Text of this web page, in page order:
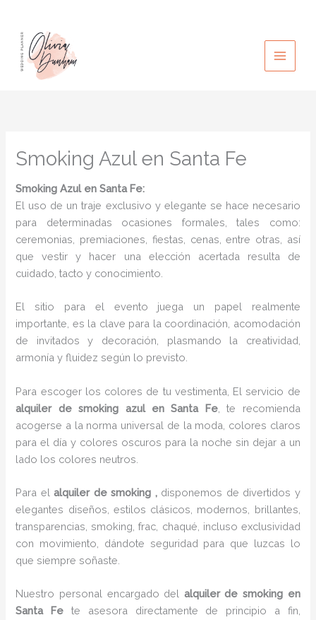
contenido
Smoking Azul en Santa Fe
Smoking Azul en Santa Fe:
El uso de un traje exclusivo y elegante se hace necesario
para determinadas ocasiones formales, tales como:
ceremonias, premiaciones, fiestas, cenas, entre otras, así
que vestir y hacer una elección acertada resulta de
cuidado, tacto y conocimiento.
El sitio para el evento juega un papel realmente
importante, es la clave para la coordinación, acomodación
de invitados y decoración, plasmando la creatividad,
armonía y fluidez según lo previsto.
Para escoger los colores de tu vestimenta, El servicio de
alquiler de smoking azul en Santa Fe, te recomienda
acogerse a la norma universal de la moda, colores claros
para el día y colores oscuros para la noche sin dejar a un
lado los colores neutros.
Para elalquiler de smoking , disponemos de divertidos y
elegantes diseños, estilos clásicos, modernos, brillantes,
transparencias, smoking, frac, chaqué, incluso exclusividad
con movimiento, dándote seguridad para que luzcas lo
que siempre soñaste.
Nuestro personal encargado del alquiler de smoking en
Santa Fe te asesora directamente de principio a fin,